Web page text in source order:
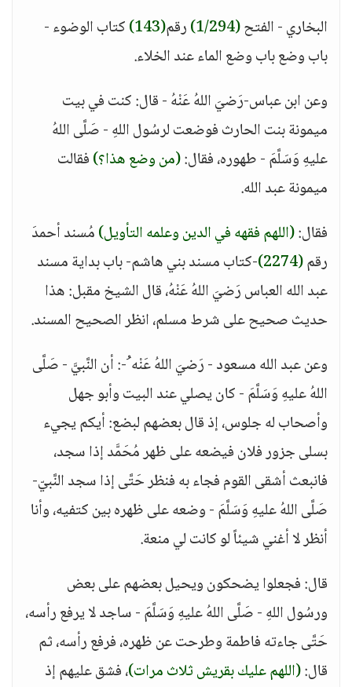
البخاري - الفتح(1/294) رقم(143)
كتاب الوضوء -
باب وضع باب وضع الماء عند الخلاء.
وعن ابن عباس-رَضيَ اللهُ عَنْهُ - قال: كنت في بيت
ميمونة بنت الحارث فوضعت لرسُول اللهِ - صَلَّى اللهُ
عليهِ وَسَلَّمَ - طهوره، فقال:(من وضع هذا؟)فقالت
ميمونة عبد الله.
فقال:(اللهم فقهه في الدين وعلمه التأويل)مُسند أحمدَ
رقم(2274)
-كتاب مسند بني هاشم- باب بداية مسند
عبد الله العباس رَضيَ اللهُ عَنْهُ، قال الشيخ مقبل: هذا
حديث صحيح على شرط مسلم، انظر الصحيح المسند.
وعن عبد الله مسعود - رَضيَ اللهُ عَنْه ُ-: أن النَّبيَّ - صَلَّى
اللهُ عليهِ وَسَلَّمَ - كان يصلي عند البيت وأبو جهل
وأصحاب له جلوس، إذ قال بعضهم لبضع: أيكم يجيء
بسلى جزور فلان فيضعه على ظهر مُحَمَّد إذا سجد،
فانبعث أشقى القوم فجاء به فنظر حَتَّى إذا سجد النَّبيّ-
صَلَّى اللهُ عليهِ وَسَلَّمَ - وضعه على ظهره بين كتفيه، وأنا
أنظر لا أغني شيئاً لو كانت لي منعة.
قال: فجعلوا يضحكون ويحيل بعضهم على بعض
ورسُول اللهِ - صَلَّى اللهُ عليهِ وَسَلَّمَ - ساجد لا يرفع رأسه،
حَتَّى جاءته فاطمة وطرحت عن ظهره، فرفع رأسه، ثم
قال:(اللهم عليك بقريش ثلاث مرات)، فشق عليهم إذ